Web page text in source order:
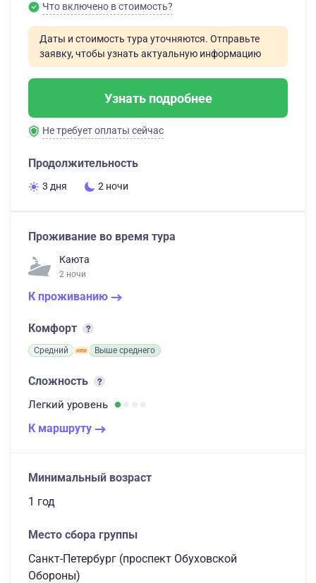
Что включено в стоимость?
Даты и стоимость тура уточняются. Отправьте
заявку, чтобы узнать актуальную информацию
Узнать подробнее
Не требует оплаты сейчас
Продолжительность
3 дня 2 ночи
Проживание во время тура
Каюта
2 ночи
К проживанию
Комфорт
Средний Выше среднего
Сложность
Легкий уровень
К маршруту
Минимальный возраст
1 год
Место сбора группы
Санкт-Петербург (проспект Обуховской
Обороны)